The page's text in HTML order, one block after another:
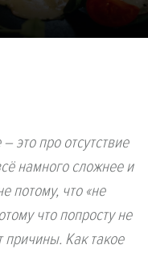
это про отсутствие
намного сложнее и
потому, что «не
что попросту не
причины. Как такое